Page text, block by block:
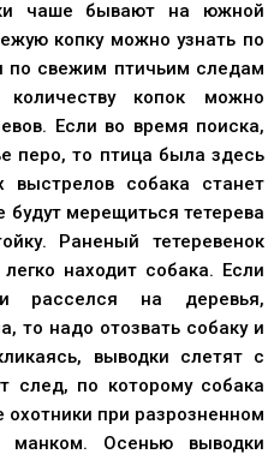
чаше бывают на южной
копку можно узнать по
по свежим птичьим следам
копок можно
Если во время поиска,
перо, то птица была здесь
выстрелов собака станет
будут мерещиться тетерева
Раненый тетеревенок
находит собака. Если
расселся на деревья,
то надо отозвать собаку и
выводки слетят с
след, по которому собака
при разрозненном
манком. Осенью выводки